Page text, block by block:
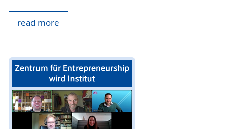
read more